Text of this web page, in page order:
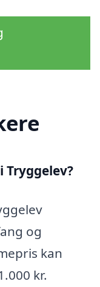
og
kan
kr.